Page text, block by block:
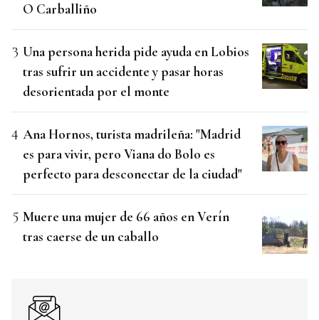
O Carballiño
Una persona herida pide ayuda en Lobios
tras sufrir un accidente y pasar horas
desorientada por el monte
Ana Hornos, turista madrileña: "Madrid
es para vivir, pero Viana do Bolo es
perfecto para desconectar de la ciudad"
Muere una mujer de 66 años en Verín
tras caerse de un caballo